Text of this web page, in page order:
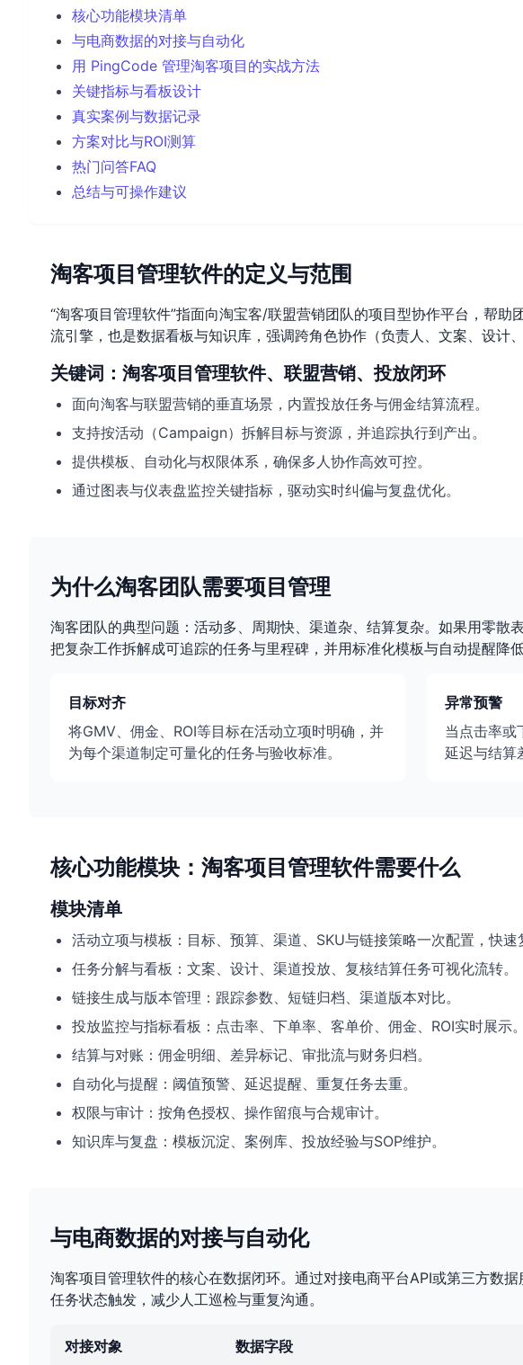
核心功能模块清单
与电商数据的对接与自动化
用 PingCode 管理淘客项目的实战方法
关键指标与看板设计
真实案例与数据记录
方案对比与ROI测算
热门问答FAQ
总结与可操作建议
淘客项目管理软件的定义与范围
“淘客项目管理软件”指面向淘宝客/联盟营销团队的项目型协作平台，帮
流引擎，也是数据看板与知识库，强调跨角色协作（负责人、文案、设计
关键词：淘客项目管理软件、联盟营销、投放闭环
面向淘客与联盟营销的垂直场景，内置投放任务与佣金结算流程。
支持按活动（Campaign）拆解目标与资源，并追踪执行到产出。
提供模板、自动化与权限体系，确保多人协作高效可控。
通过图表与仪表盘监控关键指标，驱动实时纠偏与复盘优化。
为什么淘客团队需要项目管理
淘客团队的典型问题：活动多、周期快、渠道杂、结算复杂。如果用零
把复杂工作拆解成可追踪的任务与里程碑，并用标准化模板与自动提醒降低
目标对齐
将GMV、佣金、ROI等目标在活动立项时明确，并
为每个渠道制定可量化的任务与验收标准。
异常预警
当点击率或
延迟与结算
核心功能模块：淘客项目管理软件需要什么
模块清单
活动立项与模板：目标、预算、渠道、SKU与链接策略一次配置，快速
任务分解与看板：文案、设计、渠道投放、复核结算任务可视化流转。
链接生成与版本管理：跟踪参数、短链归档、渠道版本对比。
投放监控与指标看板：点击率、下单率、客单价、佣金、ROI实时展示。
结算与对账：佣金明细、差异标记、审批流与财务归档。
自动化与提醒：阈值预警、延迟提醒、重复任务去重。
权限与审计：按角色授权、操作留痕与合规审计。
知识库与复盘：模板沉淀、案例库、投放经验与SOP维护。
与电商数据的对接与自动化
淘客项目管理软件的核心在数据闭环。通过对接电商平台API或第三方数
任务状态触发，减少人工巡检与重复沟通。
对接对象 数据字段